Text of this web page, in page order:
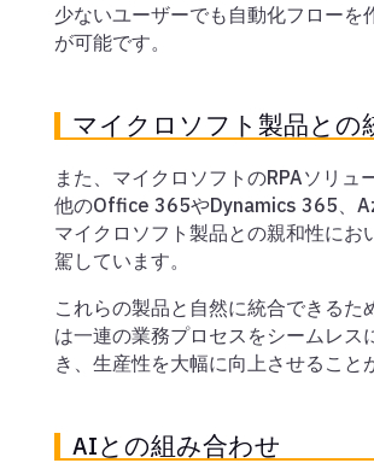
少ないユーザーでも自動化フローを
が可能です。
マイクロソフト製品との
また、マイクロソフトのRPAソリュ
他のOffice 365やDynamics 365、
マイクロソフト製品との親和性にお
駕しています。
これらの製品と自然に統合できるた
は一連の業務プロセスをシームレス
き、生産性を大幅に向上させること
AIとの組み合わせ